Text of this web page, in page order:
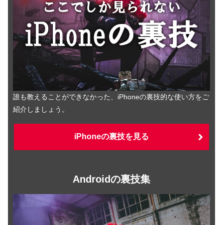
誰も教えることができなかった、iPhoneの裏技的な使い方をご
紹介しましょう。
iPhoneの裏技を見る
Androidの裏技集